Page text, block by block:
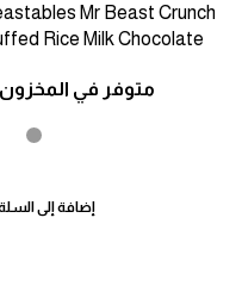
Mr Beast Crunch
Rice Milk Chocolate
متوفر في المخزون
إضافة إلى